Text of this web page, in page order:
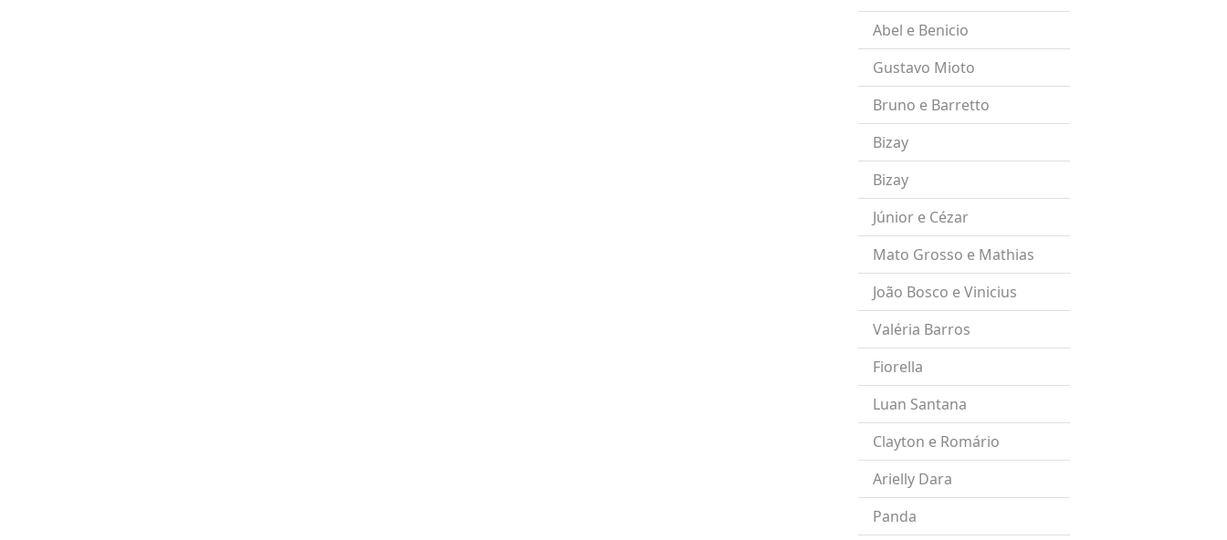
Abel e Benicio
Gustavo Mioto
Bruno e Barretto
Bizay
Bizay
Júnior e Cézar
Mato Grosso e Mathias
João Bosco e Vinicius
Valéria Barros
Fiorella
Luan Santana
Clayton e Romário
Arielly Dara
Panda